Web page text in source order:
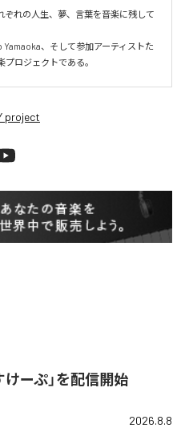
れの人生、夢、言葉を音楽に残して
Yamaoka、そして参加アーティストた
ロジェクトである。
project
ーぷ」を配信開始
2026.8.8